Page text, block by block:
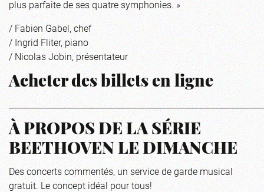
plus parfaite de ses quatre symphonies. »
/ Fabien Gabel, chef
/ Ingrid Fliter, piano
/ Nicolas Jobin, présentateur
Acheter des billets en ligne
À PROPOS DE LA SÉRIE
BEETHOVEN LE DIMANCHE
Des concerts commentés, un service de garde musical
gratuit. Le concept idéal pour tous!